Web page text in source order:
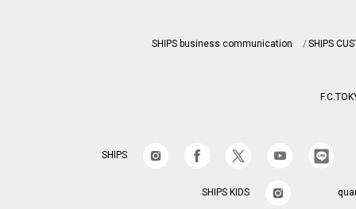
SHIPS business communication SHIPS
SHIPS
SHIPS KIDS